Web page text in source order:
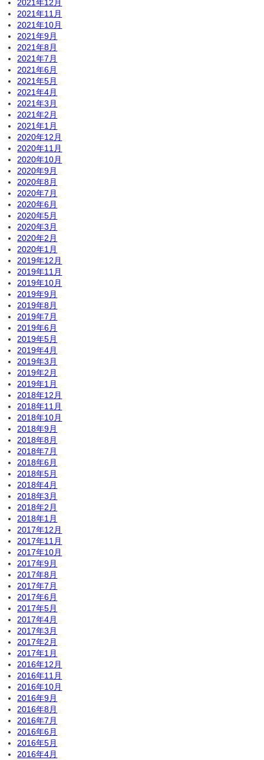
2021年12月
2021年11月
2021年10月
2021年9月
2021年8月
2021年7月
2021年6月
2021年5月
2021年4月
2021年3月
2021年2月
2021年1月
2020年12月
2020年11月
2020年10月
2020年9月
2020年8月
2020年7月
2020年6月
2020年5月
2020年3月
2020年2月
2020年1月
2019年12月
2019年11月
2019年10月
2019年9月
2019年8月
2019年7月
2019年6月
2019年5月
2019年4月
2019年3月
2019年2月
2019年1月
2018年12月
2018年11月
2018年10月
2018年9月
2018年8月
2018年7月
2018年6月
2018年5月
2018年4月
2018年3月
2018年2月
2018年1月
2017年12月
2017年11月
2017年10月
2017年9月
2017年8月
2017年7月
2017年6月
2017年5月
2017年4月
2017年3月
2017年2月
2017年1月
2016年12月
2016年11月
2016年10月
2016年9月
2016年8月
2016年7月
2016年6月
2016年5月
2016年4月